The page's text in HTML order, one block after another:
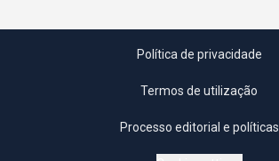
Política de privacidade
Termos de utilização
Processo editorial e políticas